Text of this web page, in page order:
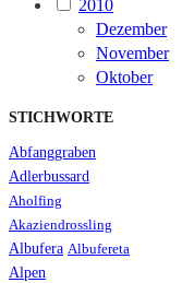
2010
Dezember
November
Oktober
STICHWORTE
Abfanggraben
Adlerbussard
Aholfing
Akaziendrossling
Albufera Albufereta
Alpen